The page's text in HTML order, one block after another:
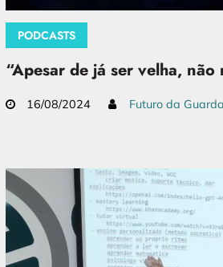
PODCASTS
“Apesar de já ser velha, não
16/08/2024 Futuro da Guarda